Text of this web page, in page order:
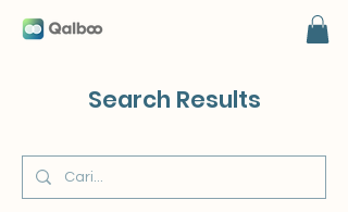
Search Results